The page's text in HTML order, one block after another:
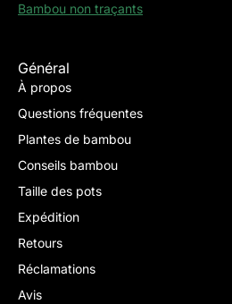
Bambou non traçants
Général
À propos
Questions fréquentes
Plantes de bambou
Conseils bambou
Taille des pots
Expédition
Retours
Réclamations
Avis